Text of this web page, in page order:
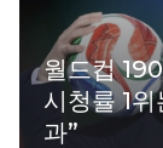
월드컵
시청률 1
과”